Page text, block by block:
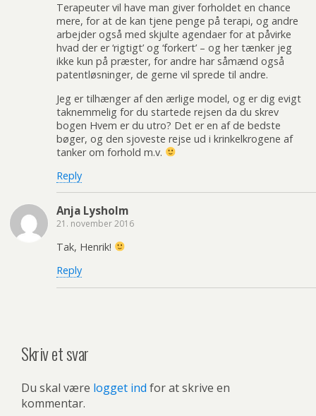
Terapeuter vil have man giver forholdet en chance
mere, for at de kan tjene penge på terapi, og andre
arbejder også med skjulte agendaer for at påvirke
hvad der er ‘rigtigt’ og ‘forkert’ – og her tænker jeg
ikke kun på præster, for andre har såmænd også
patentløsninger, de gerne vil sprede til andre.
Jeg er tilhænger af den ærlige model, og er dig evigt
taknemmelig for du startede rejsen da du skrev
bogen Hvem er du utro? Det er en af de bedste
bøger, og den sjoveste rejse ud i krinkelkrogene af
tanker om forhold m.v.
Reply
Anja Lysholm
21. november 2016
Tak, Henrik!
Reply
Skriv et svar
Du skal være logget ind for at skrive en
kommentar.